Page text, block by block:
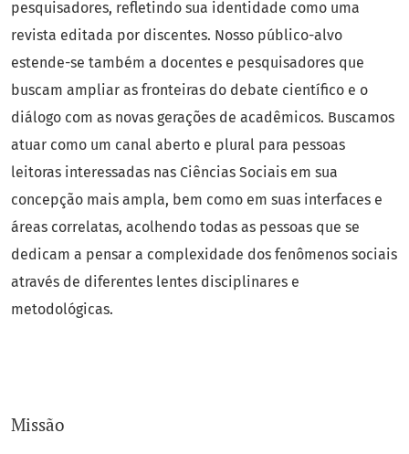
pesquisadores, refletindo sua identidade como uma
revista editada por discentes. Nosso público-alvo
estende-se também a docentes e pesquisadores que
buscam ampliar as fronteiras do debate científico e o
diálogo com as novas gerações de acadêmicos. Buscamos
atuar como um canal aberto e plural para pessoas
leitoras interessadas nas Ciências Sociais em sua
concepção mais ampla, bem como em suas interfaces e
áreas correlatas, acolhendo todas as pessoas que se
dedicam a pensar a complexidade dos fenômenos sociais
através de diferentes lentes disciplinares e
metodológicas.
Missão